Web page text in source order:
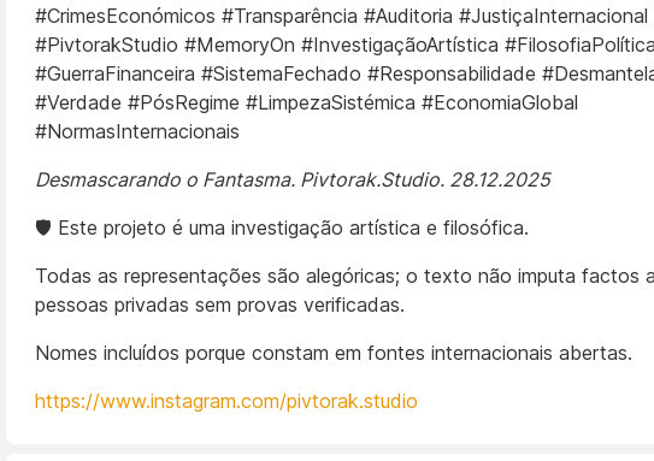
#CrimesEconómicos #Transparência #Auditoria #JustiçaInternacional
#PivtorakStudio #MemoryOn #InvestigaçãoArtística #FilosofiaPolítica
#GuerraFinanceira #SistemaFechado #Responsabilidade
#Verdade #PósRegime #LimpezaSistémica #EconomiaGlobal
#NormasInternacionais
Desmascarando o Fantasma. Pivtorak.Studio. 28.12.2025
🛡️ Este projeto é uma investigação artística e filosófica.
Todas as representações são alegóricas; o texto não imputa factos a
pessoas privadas sem provas verificadas.
Nomes incluídos porque constam em fontes internacionais abertas.
https://www.instagram.com/pivtorak.studio